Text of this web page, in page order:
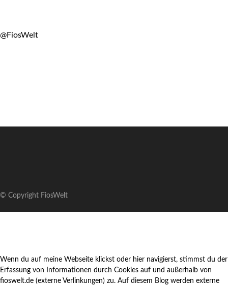
@FiosWelt
© Copyright FiosWelt
Wenn du auf meine Webseite klickst oder hier navigierst, stimmst du der
Erfassung von Informationen durch Cookies auf und außerhalb von
fioswelt.de (externe Verlinkungen) zu. Auf diesem Blog werden externe